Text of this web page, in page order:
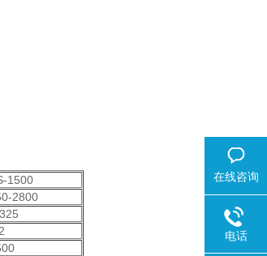
1500
2800
在线咨询
电话